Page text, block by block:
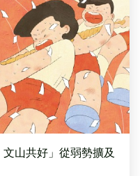
山共好」從弱勢擴及